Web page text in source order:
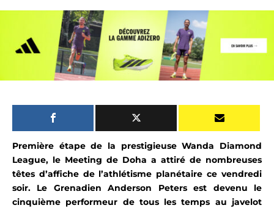
Première étape de la prestigieuse Wanda Diamond
League, le Meeting de Doha a attiré de nombreuses
têtes d’affiche de l’athlétisme planétaire ce vendredi
soir. Le Grenadien Anderson Peters est devenu le
cinquième performeur de tous les temps au javelot